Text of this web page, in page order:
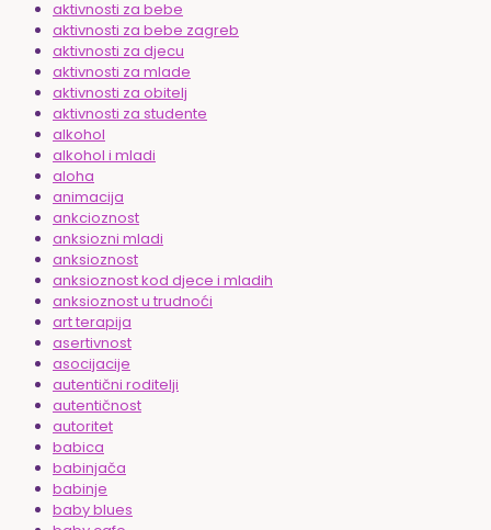
aktivnosti za bebe
aktivnosti za bebe zagreb
aktivnosti za djecu
aktivnosti za mlade
aktivnosti za obitelj
aktivnosti za studente
alkohol
alkohol i mladi
aloha
animacija
ankcioznost
anksiozni mladi
anksioznost
anksioznost kod djece i mladih
anksioznost u trudnoći
art terapija
asertivnost
asocijacije
autentični roditelji
autentičnost
autoritet
babica
babinjača
babinje
baby blues